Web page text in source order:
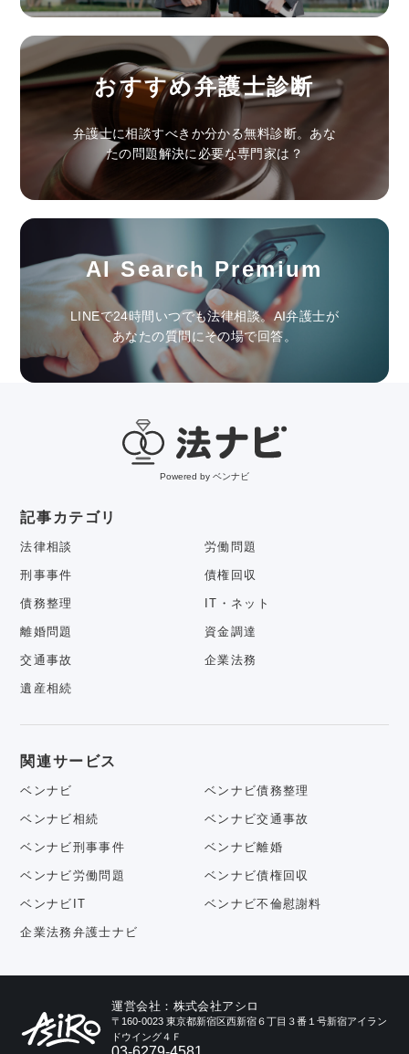
おすすめ弁護士診断
弁護士に相談すべきか分かる無料診断。あな
たの問題解決に必要な専門家は？
AI Search Premium
LINEで24時間いつでも法律相談。AI弁護士が
あなたの質問にその場で回答。
Powered by ベンナビ
記事カテゴリ
法律相談 労働問題
刑事事件 債権回収
債務整理 IT・ネット
離婚問題 資金調達
交通事故 企業法務
遺産相続
関連サービス
ベンナビ ベンナビ債務整理
ベンナビ相続 ベンナビ交通事故
ベンナビ刑事事件 ベンナビ離婚
ベンナビ労働問題 ベンナビ債権回収
ベンナビIT ベンナビ不倫慰謝料
企業法務弁護士ナビ
運営会社：株式会社アシロ
〒160-0023 東京都新宿区西新宿６丁目３番１号新宿アイラン
ドウイング４Ｆ